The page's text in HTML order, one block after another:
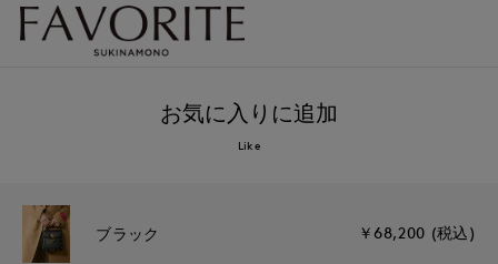
お気に入りに追加
Like
ブラック ￥68,200 (税込)